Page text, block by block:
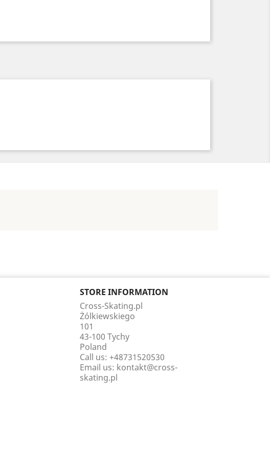
STORE INFORMATION
Cross-Skating.pl
Żólkiewskiego
101
43-100 Tychy
Poland
Call us: +48731520530
Email us: kontakt@cross-
skating.pl